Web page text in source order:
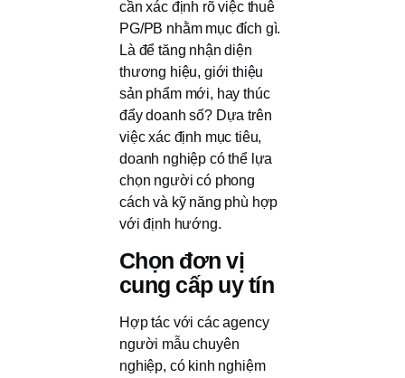
cần xác định rõ việc thuê
PG/PB nhằm mục đích gì.
Là để tăng nhận diện
thương hiệu, giới thiệu
sản phẩm mới, hay thúc
đẩy doanh số? Dựa trên
việc xác định mục tiêu,
doanh nghiệp có thể lựa
chọn người có phong
cách và kỹ năng phù hợp
với định hướng.
Chọn đơn vị
cung cấp uy tín
Hợp tác với các agency
người mẫu chuyên
nghiệp, có kinh nghiệm